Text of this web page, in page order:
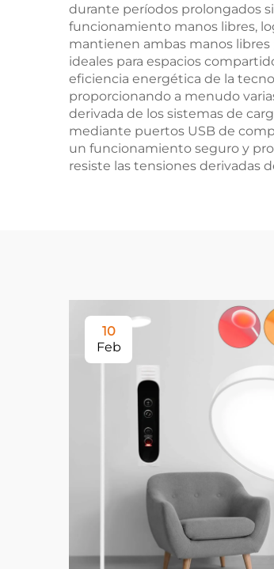
durante períodos prolongados
funcionamiento manos libres,
mantienen ambas manos libres
ideales para espacios
eficiencia energética de la
proporcionando a menudo
derivada de los sistemas de
mediante puertos USB de
un funcionamiento seguro y
resiste las tensiones derivadas
10
Feb